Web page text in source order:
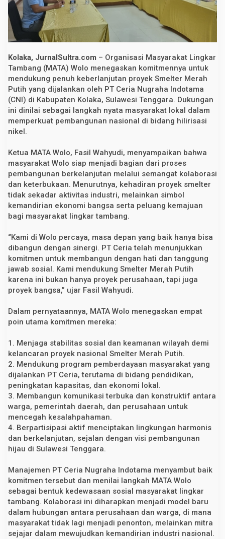
t
k
r
o
e
k
S
m
e
l
M
e
r
a
P
u
t
i
h
C
e
r
a
N
g
a
h
a
d
o
t
a
m
a
Kolaka, JurnalSultra.com – Organisasi Masyarakat Lingkar
Tambang (MATA) Wolo menegaskan komitmennya untuk
mendukung penuh keberlanjutan proyek Smelter Merah
Putih yang dijalankan oleh PT Ceria Nugraha Indotama
(CNI) di Kabupaten Kolaka, Sulawesi Tenggara. Dukungan
ini dinilai sebagai langkah nyata masyarakat lokal dalam
memperkuat pembangunan nasional di bidang hilirisasi
nikel.
Ketua MATA Wolo, Fasil Wahyudi, menyampaikan bahwa
masyarakat Wolo siap menjadi bagian dari proses
pembangunan berkelanjutan melalui semangat kolaborasi
dan keterbukaan. Menurutnya, kehadiran proyek smelter
tidak sekadar aktivitas industri, melainkan simbol
kemandirian ekonomi bangsa serta peluang kemajuan
bagi masyarakat lingkar tambang.
“Kami di Wolo percaya, masa depan yang baik hanya bisa
dibangun dengan sinergi. PT Ceria telah menunjukkan
komitmen untuk membangun dengan hati dan tanggung
jawab sosial. Kami mendukung Smelter Merah Putih
karena ini bukan hanya proyek perusahaan, tapi juga
proyek bangsa,” ujar Fasil Wahyudi.
Dalam pernyataannya, MATA Wolo menegaskan empat
poin utama komitmen mereka:
1. Menjaga stabilitas sosial dan keamanan wilayah demi
kelancaran proyek nasional Smelter Merah Putih.
2. Mendukung program pemberdayaan masyarakat yang
dijalankan PT Ceria, terutama di bidang pendidikan,
peningkatan kapasitas, dan ekonomi lokal.
3. Membangun komunikasi terbuka dan konstruktif antara
warga, pemerintah daerah, dan perusahaan untuk
mencegah kesalahpahaman.
4. Berpartisipasi aktif menciptakan lingkungan harmonis
dan berkelanjutan, sejalan dengan visi pembangunan
hijau di Sulawesi Tenggara.
Manajemen PT Ceria Nugraha Indotama menyambut baik
komitmen tersebut dan menilai langkah MATA Wolo
sebagai bentuk kedewasaan sosial masyarakat lingkar
tambang. Kolaborasi ini diharapkan menjadi model baru
dalam hubungan antara perusahaan dan warga, di mana
masyarakat tidak lagi menjadi penonton, melainkan mitra
sejajar dalam mewujudkan kemandirian industri nasional.